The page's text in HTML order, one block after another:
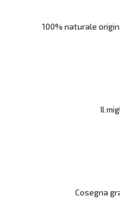
100% naturale
Il
Cosegna